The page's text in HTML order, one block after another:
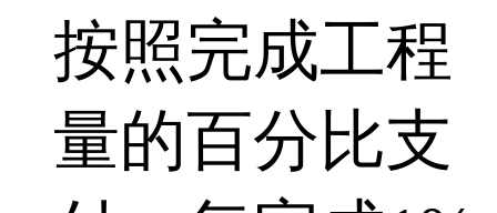
按照完成工程
量的百分比支